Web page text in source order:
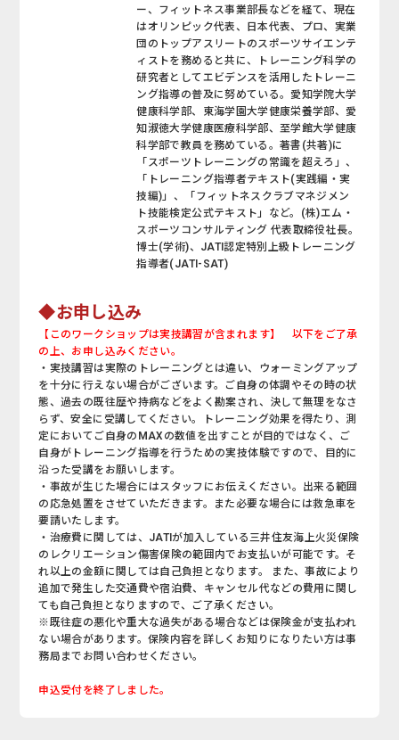
ー、フィットネス事業部長などを経て、現在
はオリンピック代表、日本代表、プロ、実業
団のトップアスリートのスポーツサイエンテ
ィストを務めると共に、トレーニング科学の
研究者としてエビデンスを活用したトレーニ
ング指導の普及に努めている。愛知学院大学
健康科学部、東海学園大学健康栄養学部、愛
知淑徳大学健康医療科学部、至学館大学健康
科学部で教員を務めている。著書(共著)に
「スポーツトレーニングの常識を超えろ」、
「トレーニング指導者テキスト(実践編・実
技編)」、「フィットネスクラブマネジメン
ト技能検定公式テキスト」など。(株)エム・
スポーツコンサルティング 代表取締役社長。
博士(学術)、JATI認定特別上級トレーニング
指導者(JATI-SAT)
◆お申し込み
【このワークショップは実技講習が含まれます】 以下をご了承
の上、お申し込みください。
・実技講習は実際のトレーニングとは違い、ウォーミングアップ
を十分に行えない場合がございます。ご自身の体調やその時の状
態、過去の既往歴や持病などをよく勘案され、決して無理をなさ
らず、安全に受講してください。トレーニング効果を得たり、測
定においてご自身のMAXの数値を出すことが目的ではなく、ご
自身がトレーニング指導を行うための実技体験ですので、目的に
沿った受講をお願いします。
・事故が生じた場合にはスタッフにお伝えください。出来る範囲
の応急処置をさせていただきます。また必要な場合には救急車を
要請いたします。
・治療費に関しては、JATIが加入している三井住友海上火災保険
のレクリエーション傷害保険の範囲内でお支払いが可能です。そ
れ以上の金額に関しては自己負担となります。 また、事故により
追加で発生した交通費や宿泊費、キャンセル代などの費用に関し
ても自己負担となりますので、ご了承ください。
※既往症の悪化や重大な過失がある場合などは保険金が支払われ
ない場合があります。保険内容を詳しくお知りになりたい方は事
務局までお問い合わせください。
申込受付を終了しました。